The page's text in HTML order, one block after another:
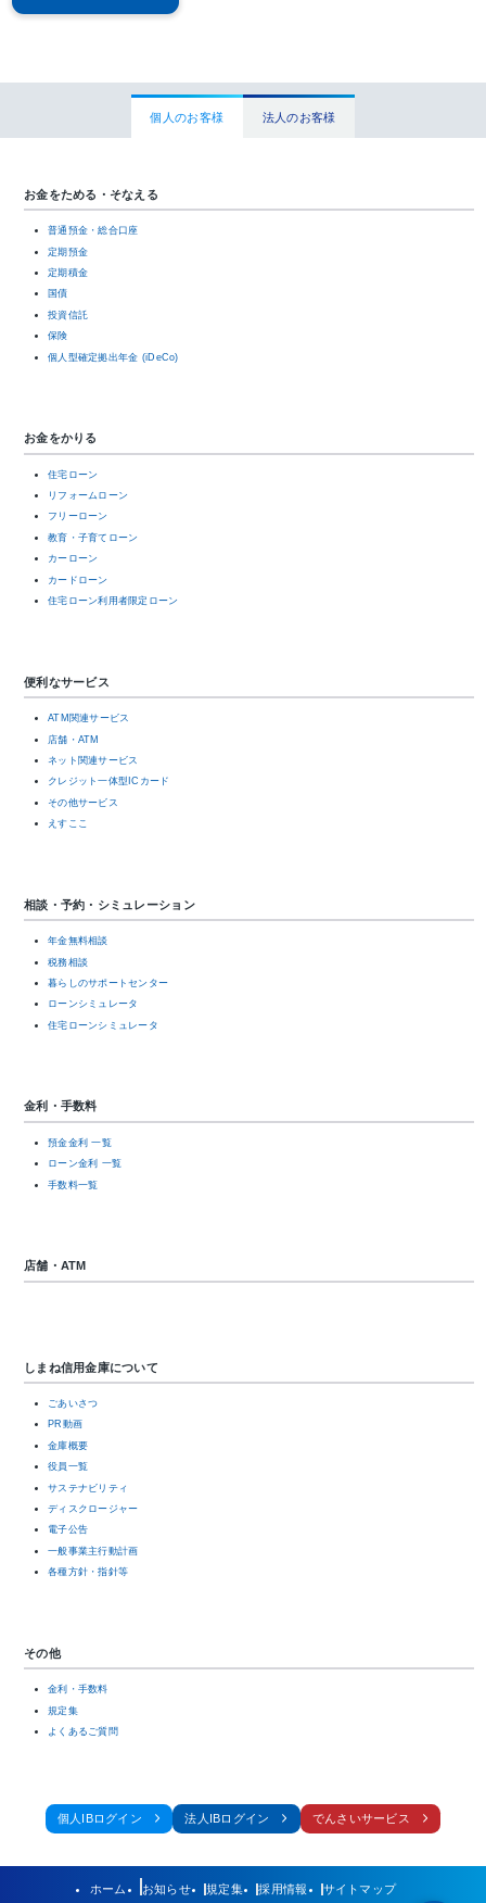
個人のお客様 法人のお客様
お金をためる・そなえる
普通預金・総合口座
定期預金
定期積金
国債
投資信託
保険
個人型確定拠出年金 (iDeCo)
お金をかりる
住宅ローン
リフォームローン
フリーローン
教育・子育てローン
カーローン
カードローン
住宅ローン利用者限定ローン
便利なサービス
ATM関連サービス
店舗・ATM
ネット関連サービス
クレジット一体型ICカード
その他サービス
えすここ
相談・予約・シミュレーション
年金無料相談
税務相談
暮らしのサポートセンター
ローンシミュレータ
住宅ローンシミュレータ
金利・手数料
預金金利 一覧
ローン金利 一覧
手数料一覧
店舗・ATM
しまね信用金庫について
ごあいさつ
PR動画
金庫概要
役員一覧
サステナビリティ
ディスクロージャー
電子公告
一般事業主行動計画
各種方針・指針等
その他
金利・手数料
規定集
よくあるご質問
個人IBログイン 法人IBログイン でんさいサービス
ホーム お知らせ 規定集 採用情報 サイトマップ